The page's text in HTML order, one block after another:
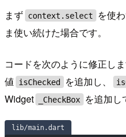
まず context.select を使
ま使い続けた場合です。
コードを次のように修正しま
値
isChecked を追加し、
Widget
_CheckBox を追加し
lib/main.dart